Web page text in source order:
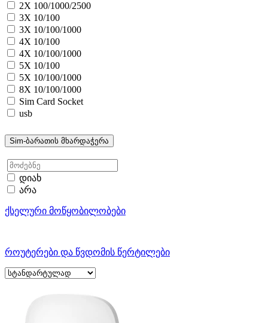
2X 100/1000/2500
3X 10/100
3X 10/100/1000
4X 10/100
4X 10/100/1000
5X 10/100
5X 10/100/1000
8X 10/100/1000
Sim Card Socket
usb
Sim-ბარათის მხარდაჭერა
დიახ
არა
ქსელური მოწყობილობები
როუტერები და წვდომის წერტილები